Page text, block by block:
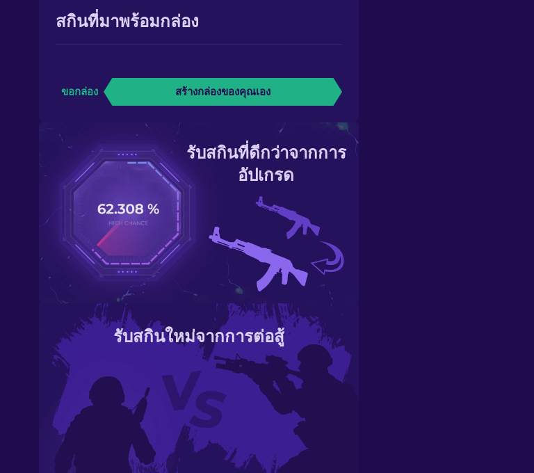
สกินที่มาพร้อมกล่อง
ขอกล่อง สร้างกล่องของคุณเอง
รับสกินที่ดีกว่าจากการ
อัปเกรด
รับสกินใหม่จากการต่อสู้